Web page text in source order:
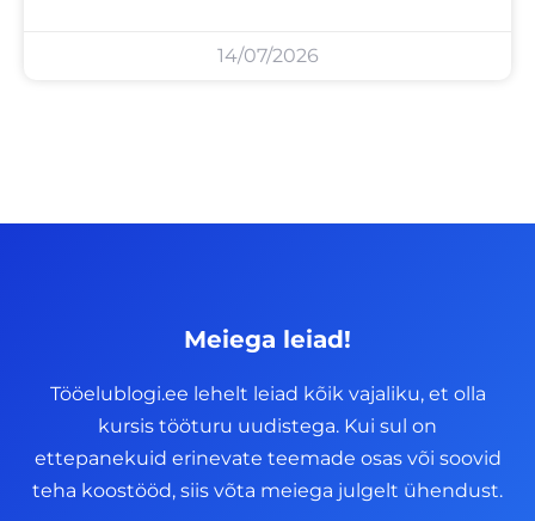
14/07/2026
Meiega leiad!
Tööelublogi.ee lehelt leiad kõik vajaliku, et olla
kursis tööturu uudistega. Kui sul on
ettepanekuid erinevate teemade osas või soovid
teha koostööd, siis võta meiega julgelt ühendust.